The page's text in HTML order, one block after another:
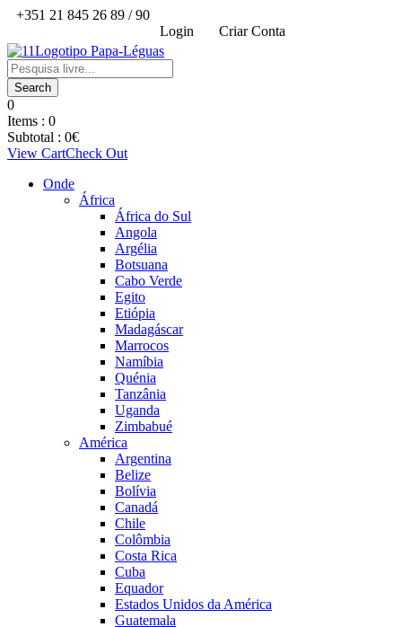
+351 21 845 26 89 / 90
Login
Criar Conta
0
Items : 0
Subtotal : 0€
View CartCheck Out
Onde
África
África do Sul
Angola
Argélia
Botsuana
Cabo Verde
Egito
Etiópia
Madagáscar
Marrocos
Namíbia
Quénia
Tanzânia
Uganda
Zimbabué
América
Argentina
Belize
Bolívia
Canadá
Chile
Colômbia
Costa Rica
Cuba
Equador
Estados Unidos da América
Guatemala